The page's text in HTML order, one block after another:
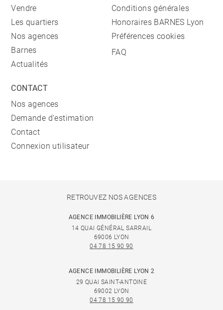
Vendre
Les quartiers
Nos agences
Barnes
Actualités
Conditions générales
Honoraires BARNES Lyon
Préférences cookies
FAQ
CONTACT
Nos agences
Demande d'estimation
Contact
Connexion utilisateur
RETROUVEZ NOS AGENCES
AGENCE IMMOBILIÈRE LYON 6
14 QUAI GÉNÉRAL SARRAIL
69006 LYON
04 78 15 90 90
AGENCE IMMOBILIÈRE LYON 2
29 QUAI SAINT-ANTOINE
69002 LYON
04 78 15 90 90